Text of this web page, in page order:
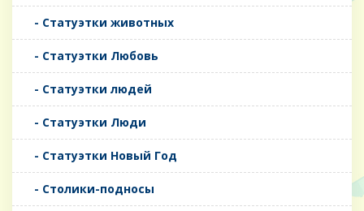
- Статуэтки животных
- Статуэтки Любовь
- Статуэтки людей
- Статуэтки Люди
- Статуэтки Новый Год
- Столики-подносы